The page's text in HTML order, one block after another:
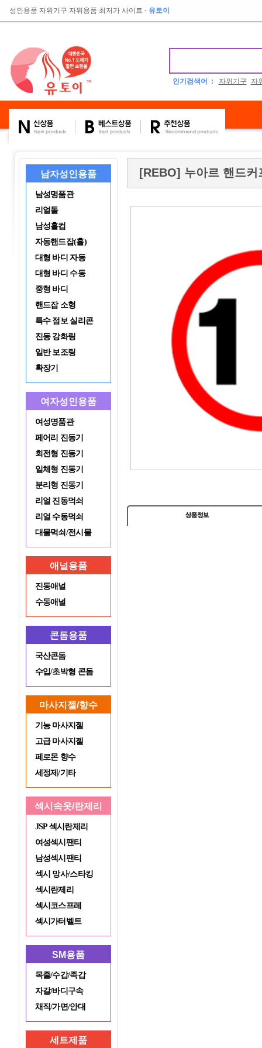
성인용품 자위기구 자위용품 최저가 사이트 - 유토이
인기검색어 : 자위기구 자
남자성인용품
남성명품관
리얼돌
남성홀컵
자동핸드잡(홀)
대형 바디 자동
대형 바디 수동
중형 바디
핸드잡 소형
특수 점보 실리콘
진동 강화링
일반 보조링
확장기
여자성인용품
여성명품관
페어리 진동기
회전형 진동기
일체형 진동기
분리형 진동기
리얼 진동먹쇠
리얼 수동먹쇠
대물먹쇠/전시물
애널용품
진동애널
수동애널
콘돔용품
국산콘돔
수입/초박형 콘돔
마사지젤/향수
기능 마사지젤
고급 마사지젤
페로몬 향수
세정제/기타
섹시속옷/란제리
JSP 섹시란제리
여성섹시팬티
남성섹시팬티
섹시 망사/스타킹
섹시란제리
섹시코스프레
섹시가터벨트
SM용품
목줄/수갑/족갑
자갈/바디구속
채직/가면/안대
세트제품
[REBO] 누아르 핸드커